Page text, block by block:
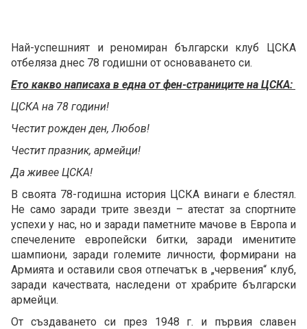
Най-успешният и реномиран български клуб ЦСКА
отбеляза днес 78 годишни от основаването си.
Ето какво написаха в една от фен-страниците на ЦСКА:
ЦСКА на 78 години!
Честит рожден ден, Любов!
Честит празник, армейци!
Да живее ЦСКА!
В своята 78-годишна история ЦСКА винаги е блестял.
Не само заради трите звезди – атестат за спортните
успехи у нас, но и заради паметните мачове в Европа и
спечелените европейски битки, заради именитите
шампиони, заради големите личности, формирани на
Армията и оставили своя отпечатък в „червения“ клуб,
заради качествата, наследени от храбрите български
армейци.
От създаването си през 1948 г. и първия славен